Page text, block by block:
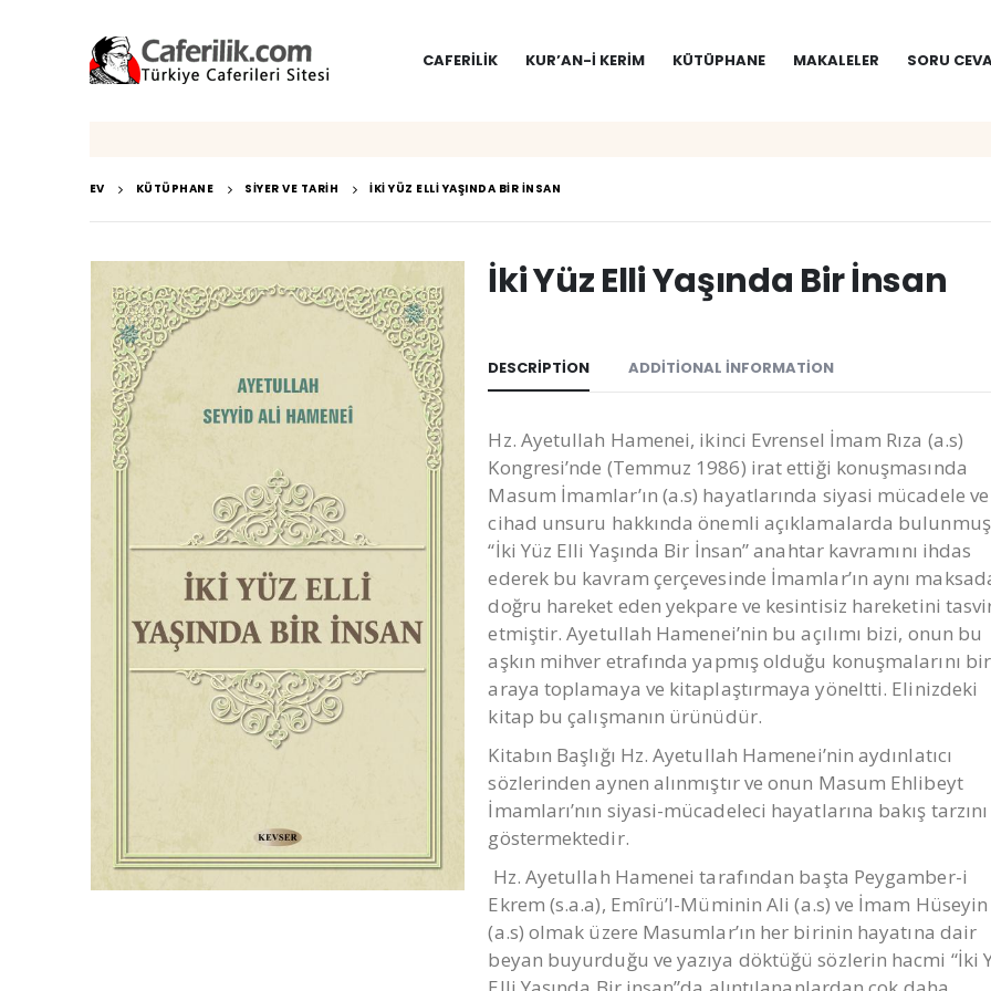
CAFERILIK KUR’AN-I KERIM KÜTÜPHANE MAKALELER SORU
EV KÜTÜPHANE SIYER VE TARIH İKI YÜZ ELLI YAŞINDA BIR İNSAN
İki Yüz Elli Yaşında Bir İnsan
DESCRIPTION ADDITIONAL INFORMATION
Hz. Ayetullah Hamenei, ikinci Evrensel İmam Rıza (a.s)
Kongresi’nde (Temmuz 1986) irat ettiği konuşmasında
Masum İmamlar’ın (a.s) hayatlarında siyasi mücadele ve
cihad unsuru hakkında önemli açıklamalarda
“İki Yüz Elli Yaşında Bir İnsan” anahtar kavramını ihdas
ederek bu kavram çerçevesinde İmamlar’ın aynı
doğru hareket eden yekpare ve kesintisiz hareketini
etmiştir. Ayetullah Hamenei’nin bu açılımı bizi, onun bu
aşkın mihver etrafında yapmış olduğu konuşmalarını bir
araya toplamaya ve kitaplaştırmaya yöneltti. Elinizdeki
kitap bu çalışmanın ürünüdür.
Kitabın Başlığı Hz. Ayetullah Hamenei’nin aydınlatıcı
sözlerinden aynen alınmıştır ve onun Masum Ehlibeyt
İmamları’nın siyasi-mücadeleci hayatlarına bakış tarzını
göstermektedir.
Hz. Ayetullah Hamenei tarafından başta Peygamber-i
Ekrem (s.a.a), Emîrü’l-Müminin Ali (a.s) ve İmam Hüseyin
(a.s) olmak üzere Masumlar’ın her birinin hayatına dair
beyan buyurduğu ve yazıya döktüğü sözlerin hacmi “İki